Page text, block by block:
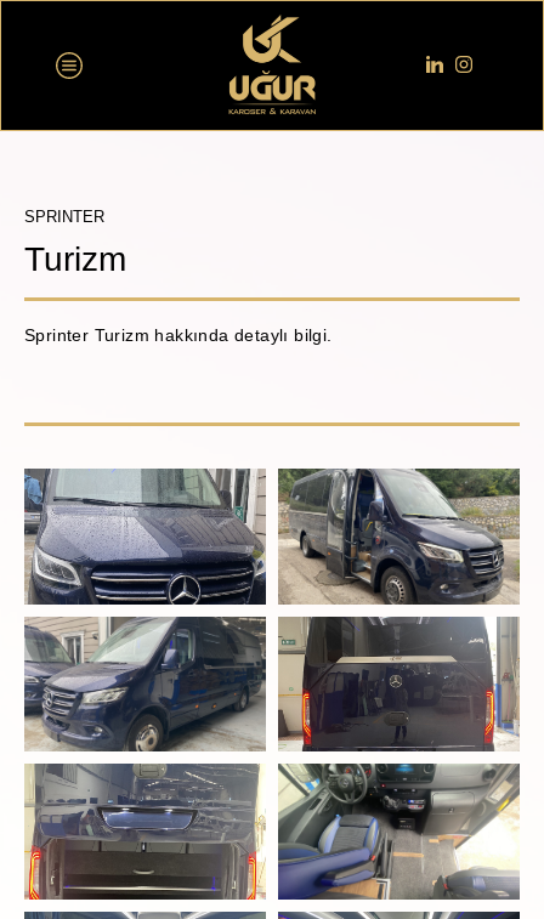
SPRINTER
Turizm
Sprinter Turizm hakkında detaylı bilgi.